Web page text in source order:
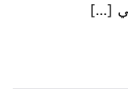
في […]